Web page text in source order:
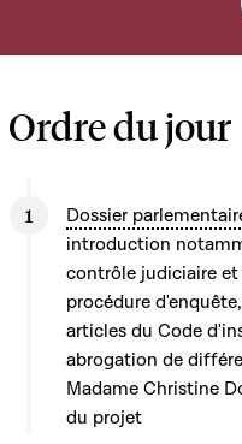
Ordre du jour
Dossier
introduction
contrôle judiciaire
procédure
articles du Code
abrogation de
Madame Christine
du projet